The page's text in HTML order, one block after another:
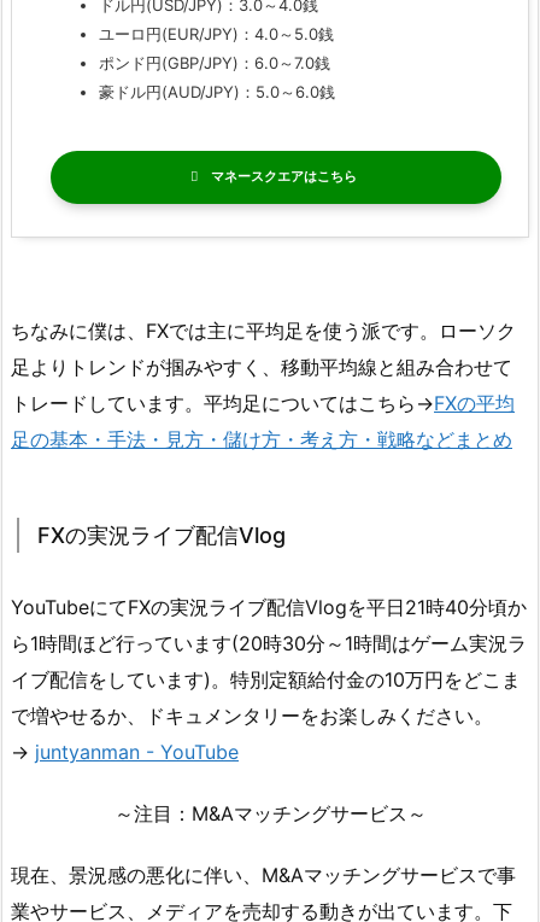
ドル円(USD/JPY)：3.0～4.0銭
ユーロ円(EUR/JPY)：4.0～5.0銭
ポンド円(GBP/JPY)：6.0～7.0銭
豪ドル円(AUD/JPY)：5.0～6.0銭
マネースクエア
ちなみに僕は、FXでは主に平均足を使う派です。ローソク
足よりトレンドが掴みやすく、移動平均線と組み合わせて
トレードしています。平均足についてはこちら→FXの平均
足の基本・手法・見方・儲け方・考え方・戦略などまとめ
FXの実況ライブ配信Vlog
YouTubeにてFXの実況ライブ配信Vlogを平日21時40分頃か
ら1時間ほど行っています(20時30分～1時間はゲーム実況ラ
イブ配信をしています)。特別定額給付金の10万円をどこま
で増やせるか、ドキュメンタリーをお楽しみください。
→ juntyanman - YouTube
～注目：M&Aマッチングサービス～
現在、景況感の悪化に伴い、M&Aマッチングサービスで事
業やサービス、メディアを売却する動きが出ています。下